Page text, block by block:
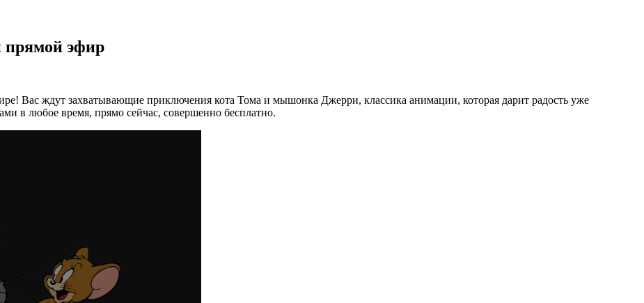
эфир
Вас ждут захватывающие приключения кота Тома и мышонка Джерри, классика анимации, которая дарит радость уже
в любое время, прямо сейчас, совершенно бесплатно.